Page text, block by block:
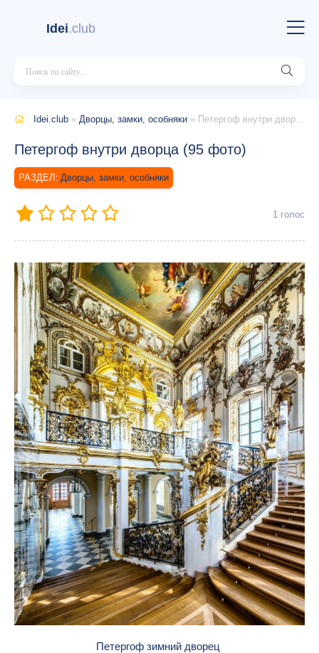
Idei.club
Idei.club » Дворцы, замки, особняки » Петергоф внутри дворца (95 фото)
Петергоф внутри дворца (95 фото)
Дворцы, замки, особняки
1 голос
Петергоф зимний дворец